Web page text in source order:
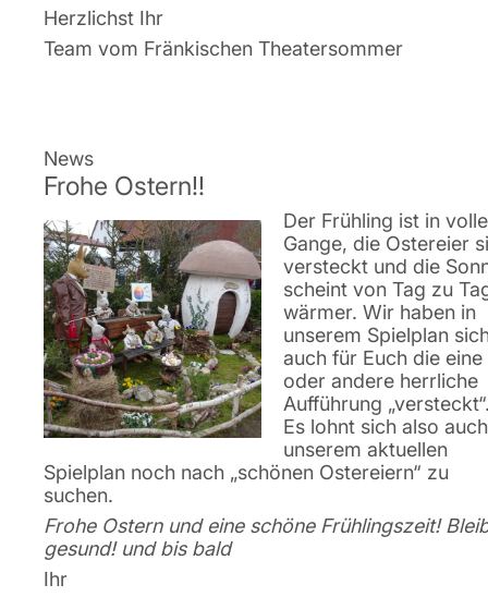
Herzlichst Ihr
Team vom Fränkischen Theatersommer
News
Frohe Ostern!!
Der Frühling ist in
Gange, die Ostereier
versteckt und die
scheint von Tag zu
wärmer. Wir haben in
unserem Spielplan
auch für Euch die eine
oder andere herrliche
Aufführung
Es lohnt sich also
unserem aktuellen
Spielplan noch nach „schönen Ostereiern“ zu
suchen.
Frohe Ostern und eine schöne Frühlingszeit!
gesund! und bis bald
Ihr